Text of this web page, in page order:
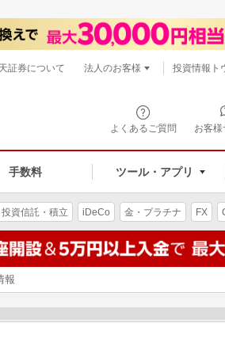
よくあるご質問 お客様
手数料 ツール・アプリ
証券について 法人のお客様 投資情報ト
投資信託・積立 iDeCo 金・プラチナ FX
報